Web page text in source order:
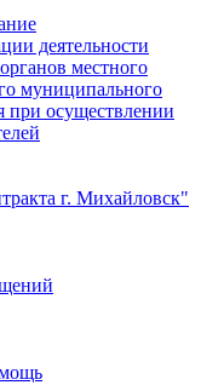
деятельности
местного
муниципального
при осуществлении
г. Михайловск"